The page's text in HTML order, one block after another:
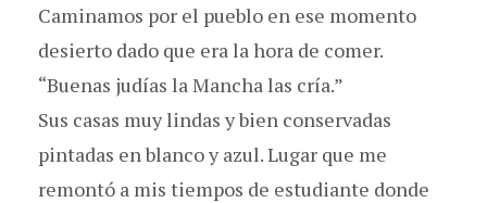
Caminamos por el pueblo en ese momento
desierto dado que era la hora de comer.
“Buenas judías la Mancha las cría.”
Sus casas muy lindas y bien conservadas
pintadas en blanco y azul. Lugar que me
remontó a mis tiempos de estudiante donde